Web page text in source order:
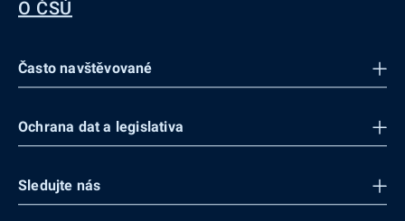
O ČSÚ
Často navštěvované
Ochrana dat a legislativa
Sledujte nás